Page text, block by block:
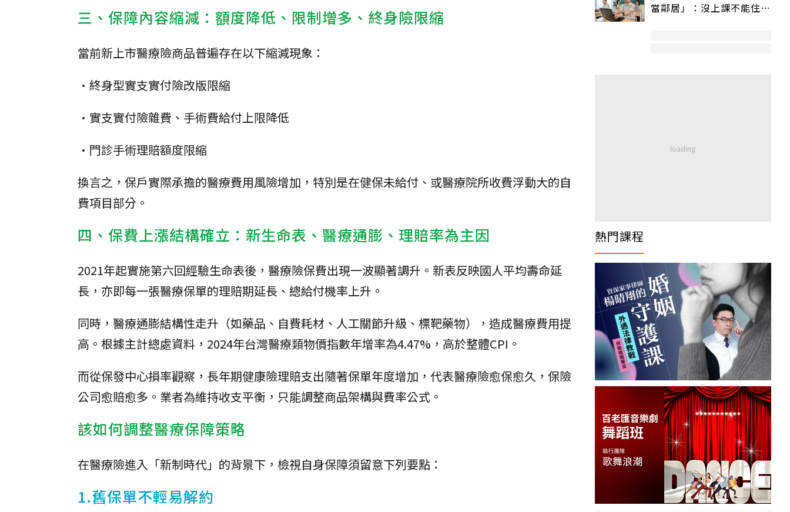
三、保障內容縮減：額度降低、限制增多、終身險限縮
當前新上市醫療險商品普遍存在以下縮減現象：
•終身型實支實付險改版限縮
•實支實付險雜費、手術費給付上限降低
•門診手術理賠額度限縮
換言之，保戶實際承擔的醫療費用風險增加，特別是在健保未給付、或醫療院所收費浮動大的自
費項目部分。
四、保費上漲結構確立：新生命表、醫療通膨、理賠率為主因
2021年起實施第六回經驗生命表後，醫療險保費出現一波顯著調升。新表反映國人平均壽命延
長，亦即每一張醫療保單的理賠期延長、總給付機率上升。
同時，醫療通膨結構性走升（如藥品、自費耗材、人工關節升級、標靶藥物），造成醫療費用提
高。根據主計總處資料，2024年台灣醫療類物價指數年增率為4.47%，高於整體CPI。
而從保發中心損率觀察，長年期健康險理賠支出隨著保單年度增加，代表醫療險愈保愈久，保險
公司愈賠愈多。業者為維持收支平衡，只能調整商品架構與費率公式。
該如何調整醫療保障策略
在醫療險進入「新制時代」的背景下，檢視自身保障須留意下列要點：
1.舊保單不輕易解約
當鄰居」：沒上課不能住、
熱門課程